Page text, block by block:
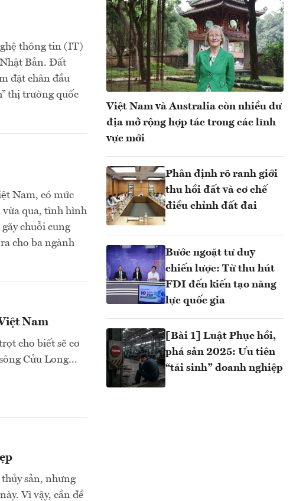
thông tin (IT)
Bản. Đất
đặt chân đầu
thị trường quốc
Nam, có mức
vừa qua, tình hình
chuỗi cung
cho ba ngành
Nam
cho biết sẽ cơ
Cửu Long...
sản, nhưng
Vì vậy, cần đề
Việt Nam và Australia còn nhiều dư
địa mở rộng hợp tác trong các lĩnh
vực mới
Phân định rõ ranh giới
thu hồi đất và cơ chế
điều chỉnh đất đai
Bước ngoặt tư duy
chiến lược: Từ thu hút
FDI đến kiến tạo năng
lực quốc gia
[Bài 1] Luật Phục hồi,
phá sản 2025: Ưu tiên
“tái sinh” doanh nghiệp